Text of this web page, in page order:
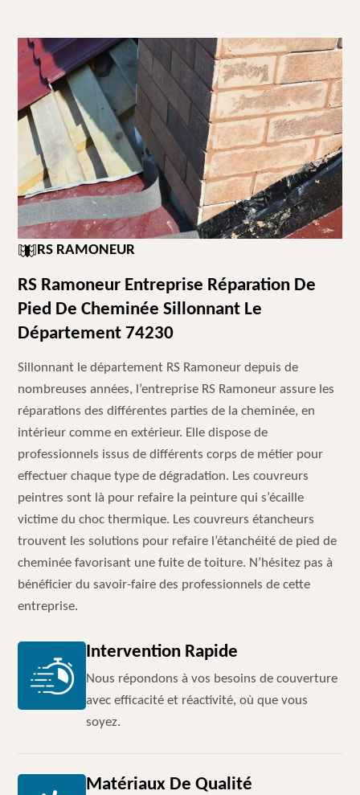
RS RAMONEUR
RS Ramoneur Entreprise Réparation De
Pied De Cheminée Sillonnant Le
Département 74230
Sillonnant le département RS Ramoneur depuis de
nombreuses années, l’entreprise RS Ramoneur assure les
réparations des différentes parties de la cheminée, en
intérieur comme en extérieur. Elle dispose de
professionnels issus de différents corps de métier pour
effectuer chaque type de dégradation. Les couvreurs
peintres sont là pour refaire la peinture qui s’écaille
victime du choc thermique. Les couvreurs étancheurs
trouvent les solutions pour refaire l’étanchéité de pied de
cheminée favorisant une fuite de toiture. N’hésitez pas à
bénéficier du savoir-faire des professionnels de cette
entreprise.
Intervention Rapide
Nous répondons à vos besoins de couverture
avec efficacité et réactivité, où que vous
soyez.
Matériaux De Qualité